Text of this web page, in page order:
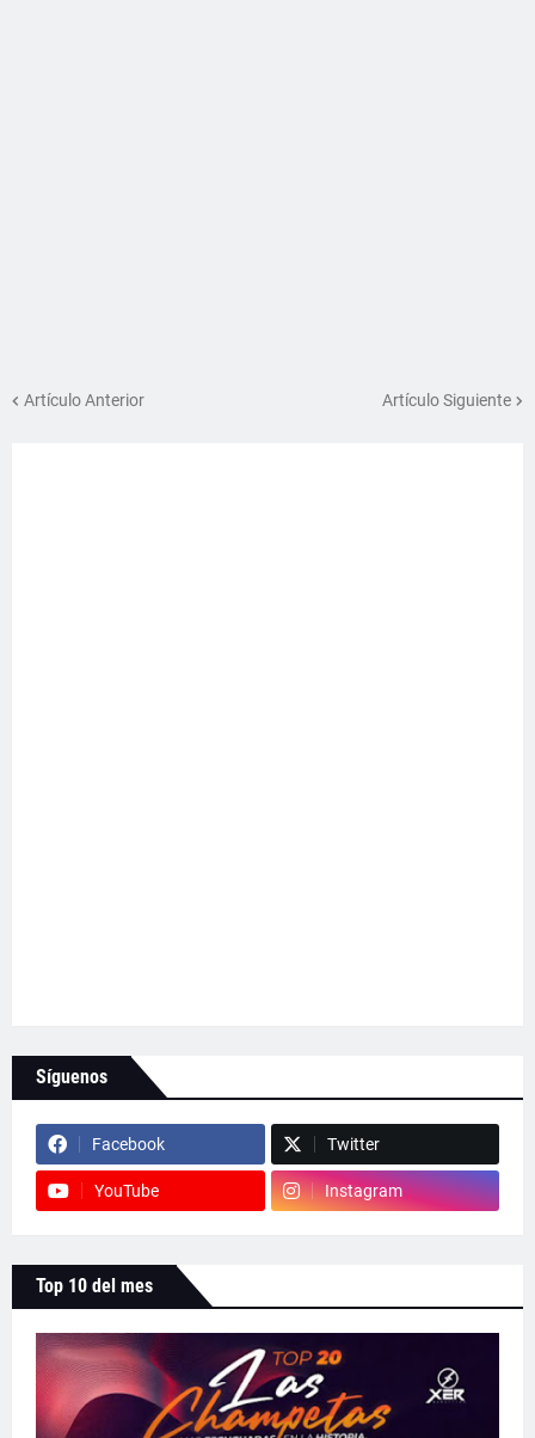
Artículo Anterior Artículo Siguiente
Síguenos
Facebook Twitter
YouTube Instagram
Top 10 del mes